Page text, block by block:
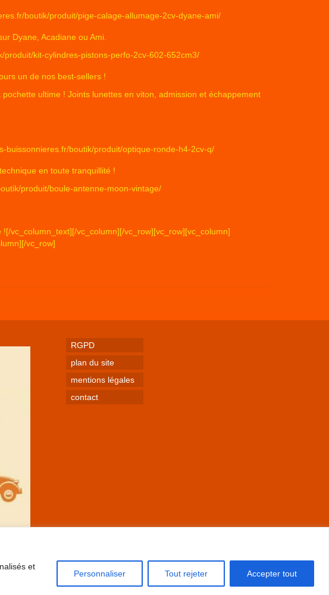
et
Personnaliser Tout rejeter Accepter tout
boutik/produit/pige-calage-allumage-2cv-dyane-ami/
Dyane, Acadiane ou Ami.
produit/kit-cylindres-pistons-perfo-2cv-602-652cm3/
un de nos best-sellers !
ultime ! Joints lunettes en viton, admission et échappement
buissonnieres.fr/boutik/produit/optique-ronde-h4-2cv-q/
en toute tranquillité !
produit/boule-antenne-moon-vintage/
vc_column_text][/vc_column][/vc_row][vc_row][vc_column]
vc_row]
RGPD
plan du site
mentions légales
contact